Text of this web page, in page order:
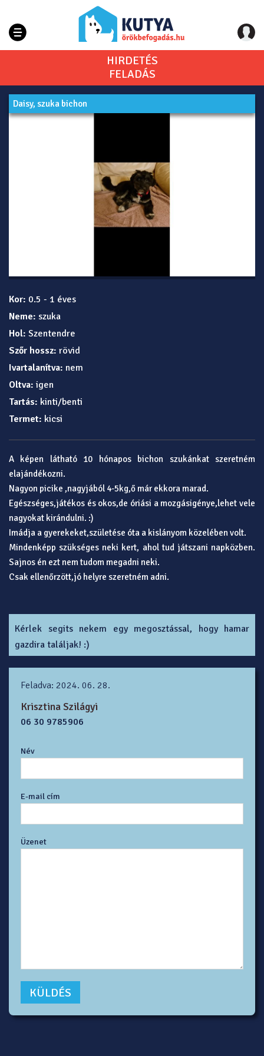
HIRDETÉS
FELADÁS
Daisy, szuka bichon
Kor: 0.5 - 1 éves
Neme: szuka
Hol: Szentendre
Szőr hossz: rövid
Ivartalanítva: nem
Oltva: igen
Tartás: kinti/benti
Termet: kicsi
A képen látható 10 hónapos bichon szukánkat szeretném
elajándékozni.
Nagyon picike ,nagyjából 4-5kg,ő már ekkora marad.
Egészséges,játékos és okos,de óriási a mozgásigénye,lehet vele
nagyokat kirándulni. :)
Imádja a gyerekeket,születése óta a kislányom közelében volt.
Mindenképp szükséges neki kert, ahol tud játszani napközben.
Sajnos én ezt nem tudom megadni neki.
Csak ellenőrzött,jó helyre szeretném adni.
Kérlek segits nekem egy megosztással, hogy hamar
gazdira találjak! :)
Feladva: 2024. 06. 28.
Krisztina Szilágyi
06 30 9785906
Név
E-mail cím
Üzenet